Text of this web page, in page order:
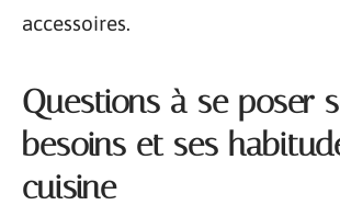
accessoires.
Questions à se poser
besoins et ses
cuisine